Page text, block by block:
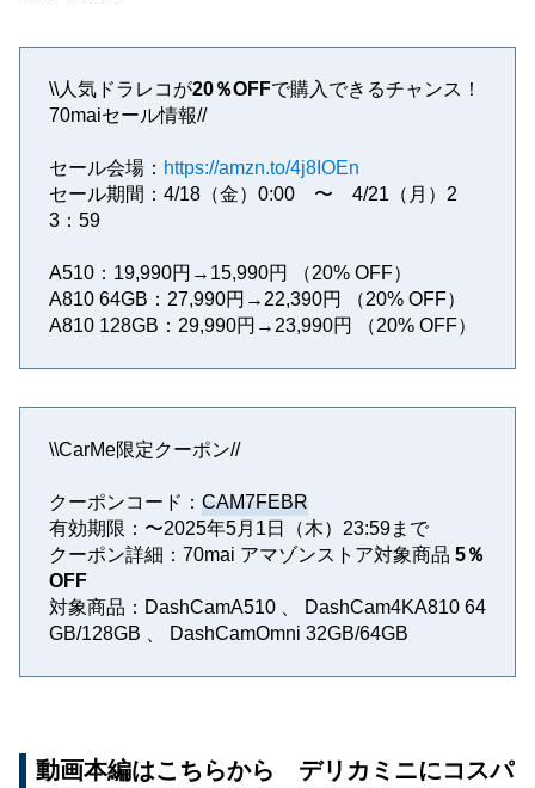
\\人気ドラレコが20％OFFで購入できるチャンス！
70maiセール情報//
セール会場： https://amzn.to/4j8IOEn
セール期間：4/18（金）0:00 〜 4/21（月）2
3：59
A510：19,990円→15,990円 （20% OFF）
A810 64GB：27,990円→22,390円 （20% OFF）
A810 128GB：29,990円→23,990円 （20% OFF）
\\CarMe限定クーポン//
クーポンコード： CAM7FEBR
有効期限：〜2025年5月1日（木）23:59まで
クーポン詳細：70mai アマゾンストア対象商品 5％
OFF
対象商品：DashCamA510 、 DashCam4KA810 64
GB/128GB 、 DashCamOmni 32GB/64GB
動画本編はこちらから デリカミニにコスパ